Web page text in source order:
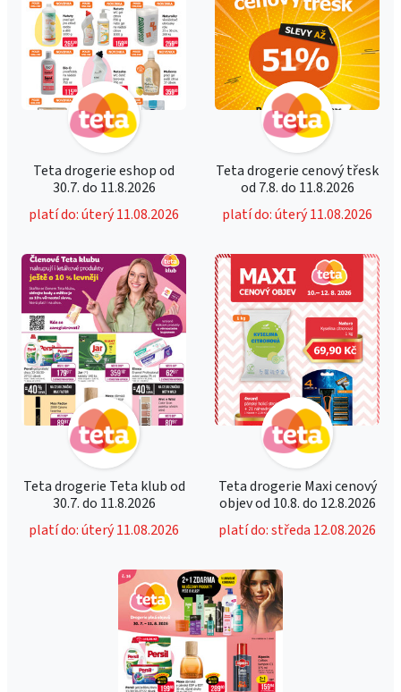
Teta drogerie eshop od
30.7. do 11.8.2026
platí do: úterý 11.08.2026
Teta drogerie cenový třesk
od 7.8. do 11.8.2026
platí do: úterý 11.08.2026
Teta drogerie Teta klub od
30.7. do 11.8.2026
platí do: úterý 11.08.2026
Teta drogerie Maxi cenový
objev od 10.8. do 12.8.2026
platí do: středa 12.08.2026